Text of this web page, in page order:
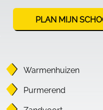
PLAN MIJN
Warmenhuizen
Purmerend